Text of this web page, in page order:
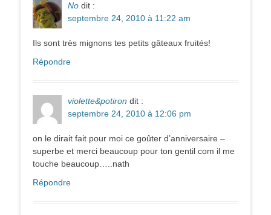
No dit :
septembre 24, 2010 à 11:22 am
Ils sont très mignons tes petits gâteaux fruités!
Répondre
violette&potiron dit :
septembre 24, 2010 à 12:06 pm
on le dirait fait pour moi ce goûter d’anniversaire –
superbe et merci beaucoup pour ton gentil com il me
touche beaucoup…..nath
Répondre